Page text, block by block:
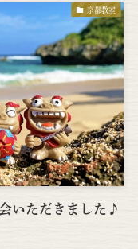
京都教室
いただきました♪